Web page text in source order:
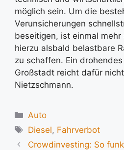
möglich sein. Um die
Verunsicherungen
beseitigen, ist einmal
hierzu alsbald belastbare
zu schaffen. Ein
Großstadt reicht dafür
Nietzschmann.
Kategorien
Auto
Schlagwörter
Diesel, Fahrverbot
Crowdinvesting: So